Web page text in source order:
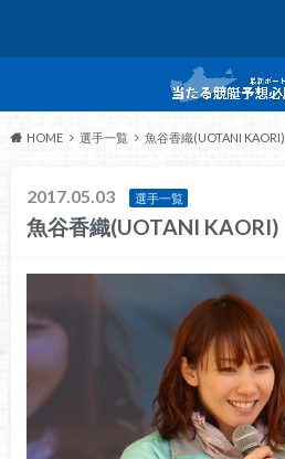
HOME 選手一覧 魚谷香織(UOTANI KAORI)
2017.05.03 選手一覧
魚谷香織(UOTANI KAORI)